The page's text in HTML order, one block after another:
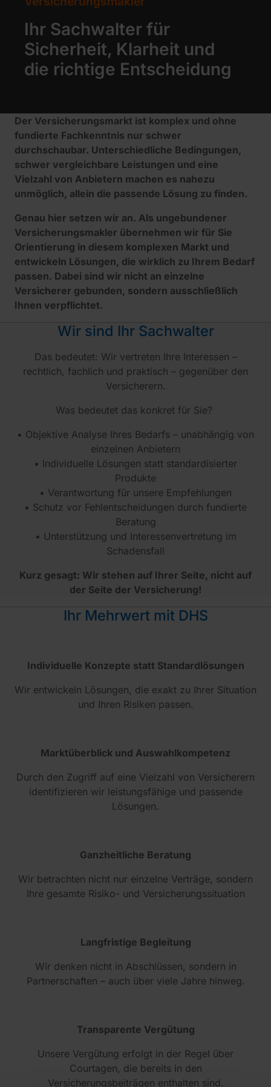
Ihr Sachwalter für
Sicherheit, Klarheit und
die richtige Entscheidung
Der Versicherungsmarkt ist komplex und ohne
fundierte Fachkenntnis nur schwer
durchschaubar. Unterschiedliche Bedingungen,
schwer vergleichbare Leistungen und eine
Vielzahl von Anbietern machen es nahezu
unmöglich, allein die passende Lösung zu finden.
Genau hier setzen wir an. Als ungebundener
Versicherungsmakler übernehmen wir für Sie
Orientierung in diesem komplexen Markt und
entwickeln Lösungen, die wirklich zu Ihrem Bedarf
passen. Dabei sind wir nicht an einzelne
Versicherer gebunden, sondern ausschließlich
Ihnen verpflichtet.
Wir sind Ihr Sachwalter
Das bedeutet: Wir vertreten Ihre Interessen –
rechtlich, fachlich und praktisch – gegenüber den
Versicherern.
Was bedeutet das konkret für Sie?
• Objektive Analyse Ihres Bedarfs – unabhängig von
einzelnen Anbietern
• Individuelle Lösungen statt standardisierter
Produkte
• Verantwortung für unsere Empfehlungen
• Schutz vor Fehlentscheidungen durch fundierte
Beratung
• Unterstützung und Interessenvertretung im
Schadensfall
Kurz gesagt: Wir stehen auf Ihrer Seite, nicht auf
der Seite der Versicherung!
Ihr Mehrwert mit DHS
Individuelle Konzepte statt Standardlösungen
Wir entwickeln Lösungen, die exakt zu Ihrer Situation
und Ihren Risiken passen.
Marktüberblick und Auswahlkompetenz
Durch den Zugriff auf eine Vielzahl von Versicherern
identifizieren wir leistungsfähige und passende
Lösungen.
Ganzheitliche Beratung
Wir betrachten nicht nur einzelne Verträge, sondern
Ihre gesamte Risiko- und Versicherungssituation
Langfristige Begleitung
Wir denken nicht in Abschlüssen, sondern in
Partnerschaften – auch über viele Jahre hinweg.
Transparente Vergütung
Unsere Vergütung erfolgt in der Regel über
Courtagen, die bereits in den
Versicherungsbeiträgen enthalten sind.